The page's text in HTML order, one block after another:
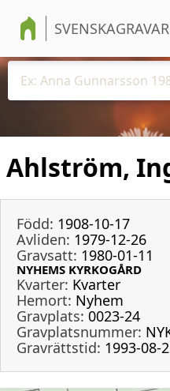
SVENSKAGRAVAR
Ahlström,
Född: 1908-10-17
Avliden: 1979-12-26
Gravsatt: 1980-01-11
NYHEMS KYRKOGÅRD
Kvarter: Kvarter
Hemort: Nyhem
Gravplats: 0023-24
Gravplatsnummer:
Gravrättstid: 1993-08-